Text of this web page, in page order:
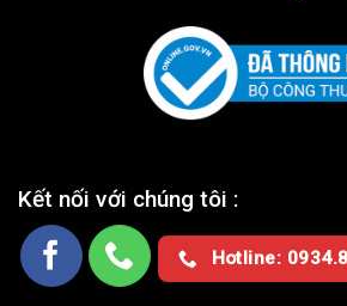
Kết nối với chúng tôi :
Hotline: